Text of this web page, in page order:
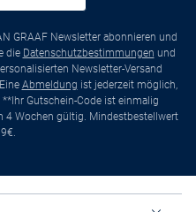
GRAAF Newsletter abonnieren und
die Datenschutzbestimmungen und
Newsletter-Versand
Abmeldung ist jederzeit möglich,
**Ihr Gutschein-Code ist einmalig
4 Wochen gültig. Mindestbestellwert